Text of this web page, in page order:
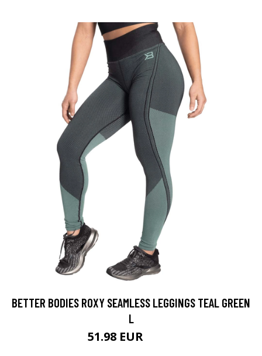
BETTER BODIES ROXY SEAMLESS LEGGINGS TEAL GREEN
L
51.98 EUR